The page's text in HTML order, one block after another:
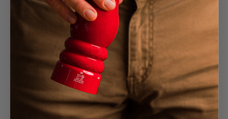
Terracotta
Schwarz lackiert
Passionsrot
Pazifikblau
Pistaziengrün
Schiefer
Elfenbein
Gelb
Waldgrün
Grau Taupe
Perlgrau
Aubergine
Bonbonrosa